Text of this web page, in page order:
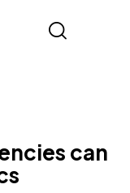
can